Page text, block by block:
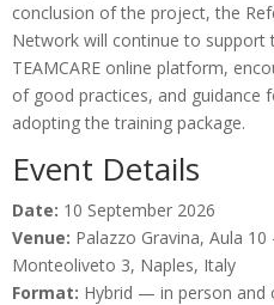
conclusion of the project, the
Network will continue to
TEAMCARE online platform,
of good practices, and guidance
adopting the training package.
Event Details
Date: 10 September 2026
Venue: Palazzo Gravina, Aula
Monteoliveto 3, Naples, Italy
Format: Hybrid — in person and